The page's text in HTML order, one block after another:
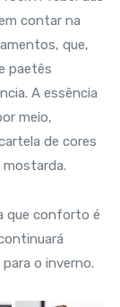
contar na
que,
paetês
A essência
meio,
de cores
que conforto é
o inverno.